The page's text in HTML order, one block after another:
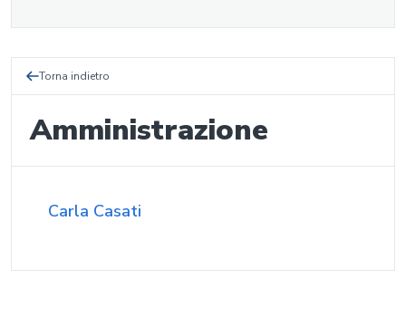
Torna indietro
Amministrazione
Carla Casati